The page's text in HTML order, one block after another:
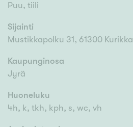
Puu, tiili
Sijainti
Mustikkapolku 31, 61300 Kurikka
Kaupunginosa
Jyrä
Huoneluku
4h, k, tkh, kph, s, wc, vh